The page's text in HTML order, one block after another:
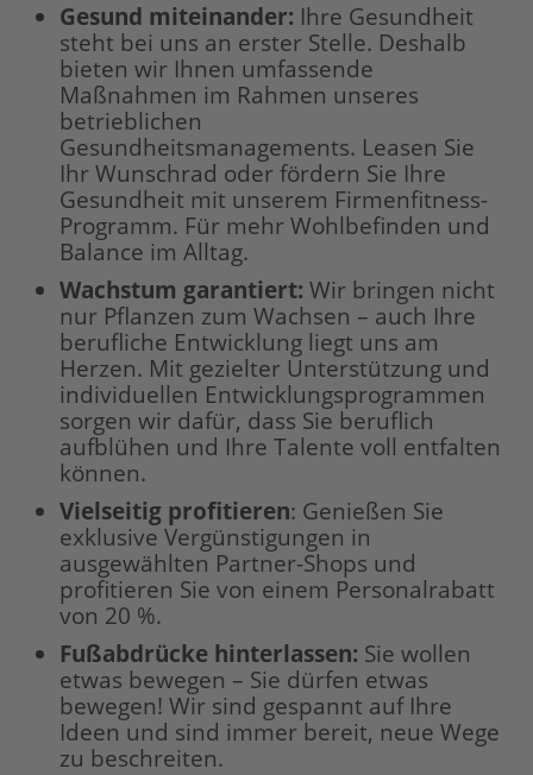
Gesund miteinander: Ihre Gesundheit
steht bei uns an erster Stelle. Deshalb
bieten wir Ihnen umfassende
Maßnahmen im Rahmen unseres
betrieblichen
Gesundheitsmanagements. Leasen Sie
Ihr Wunschrad oder fördern Sie Ihre
Gesundheit mit unserem Firmenfitness-
Programm. Für mehr Wohlbefinden und
Balance im Alltag.
Wachstum garantiert: Wir bringen nicht
nur Pflanzen zum Wachsen – auch Ihre
berufliche Entwicklung liegt uns am
Herzen. Mit gezielter Unterstützung und
individuellen Entwicklungsprogrammen
sorgen wir dafür, dass Sie beruflich
aufblühen und Ihre Talente voll entfalten
können.
Vielseitig profitieren: Genießen Sie
exklusive Vergünstigungen in
ausgewählten Partner-Shops und
profitieren Sie von einem Personalrabatt
von 20 %.
Fußabdrücke hinterlassen: Sie wollen
etwas bewegen – Sie dürfen etwas
bewegen! Wir sind gespannt auf Ihre
Ideen und sind immer bereit, neue Wege
zu beschreiten.